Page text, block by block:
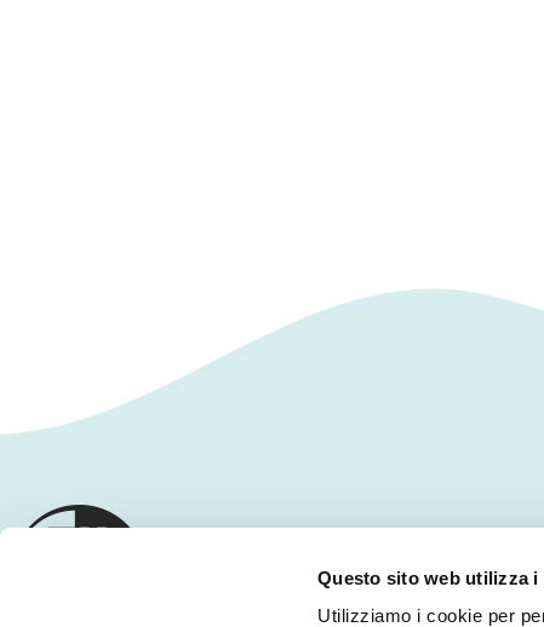
Questo sito web utilizza i
Utilizziamo i cookie per
L’AZIENDA